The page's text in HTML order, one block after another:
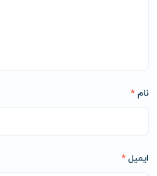
نام *
ایمیل *